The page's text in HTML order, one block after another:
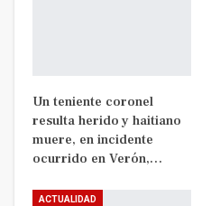
Un teniente coronel
resulta herido y haitiano
muere, en incidente
ocurrido en Verón,…
ACTUALIDAD